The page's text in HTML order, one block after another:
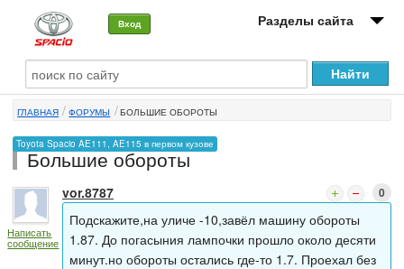
Вход Разделы сайта
О машине
Автоклуб
Форумы
Сервисы и услуги
Новости
ГЛАВНАЯ ФОРУМЫ БОЛЬШИЕ ОБОРОТЫ
Toyota Spacio AE111, AE115 в первом кузове
Большие обороты
Написать
сообщение
vor.8787 0
Подскажите,на уличе -10,завёл машину обороты
1.87. До погасыния лампочки прошло около десяти
минут.но обороты остались где-то 1.7. Проехал без